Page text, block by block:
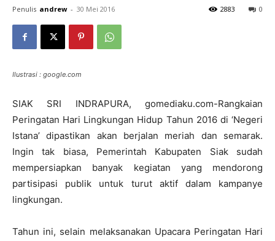
Penulis andrew - 30 Mei 2016 0
2883
Ilustrasi : google.com
SIAK SRI INDRAPURA, gomediaku.com-Rangkaian
Peringatan Hari Lingkungan Hidup Tahun 2016 di ‘Negeri
Istana’ dipastikan akan berjalan meriah dan semarak.
Ingin tak biasa, Pemerintah Kabupaten Siak sudah
mempersiapkan banyak kegiatan yang mendorong
partisipasi publik untuk turut aktif dalam kampanye
lingkungan.
Tahun ini, selain melaksanakan Upacara Peringatan Hari